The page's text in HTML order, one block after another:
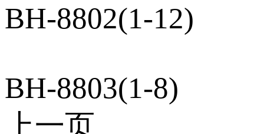
BH-8802(1-12)
BH-8803(1-8)
上一页